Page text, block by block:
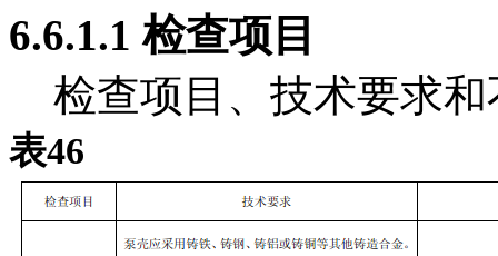
6.6.1.1检查项目
检查项目、技术要求和
表46